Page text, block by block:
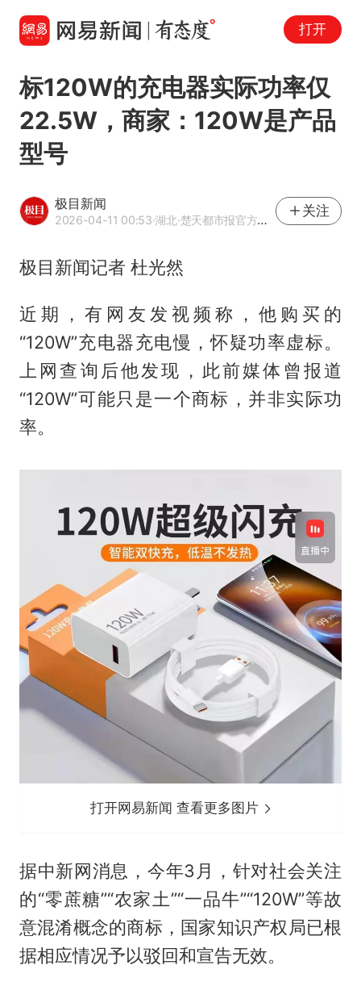
打开
标120W的充电器实际功率仅
22.5W，商家：120W是产品
型号
极目新闻
2026-04-11 00:53·湖北·楚天都市报官方网易号
关注
极目新闻记者 杜光然
近期，有网友发视频称，他购买的
“120W”充电器充电慢，怀疑功率虚标。
上网查询后他发现，此前媒体曾报道
“120W”可能只是一个商标，并非实际功
率。
打开网易新闻 查看更多图片
据中新网消息，今年3月，针对社会关注
的“零蔗糖”“农家土”“一品牛”“120W”等故
意混淆概念的商标，国家知识产权局已根
据相应情况予以驳回和宣告无效。